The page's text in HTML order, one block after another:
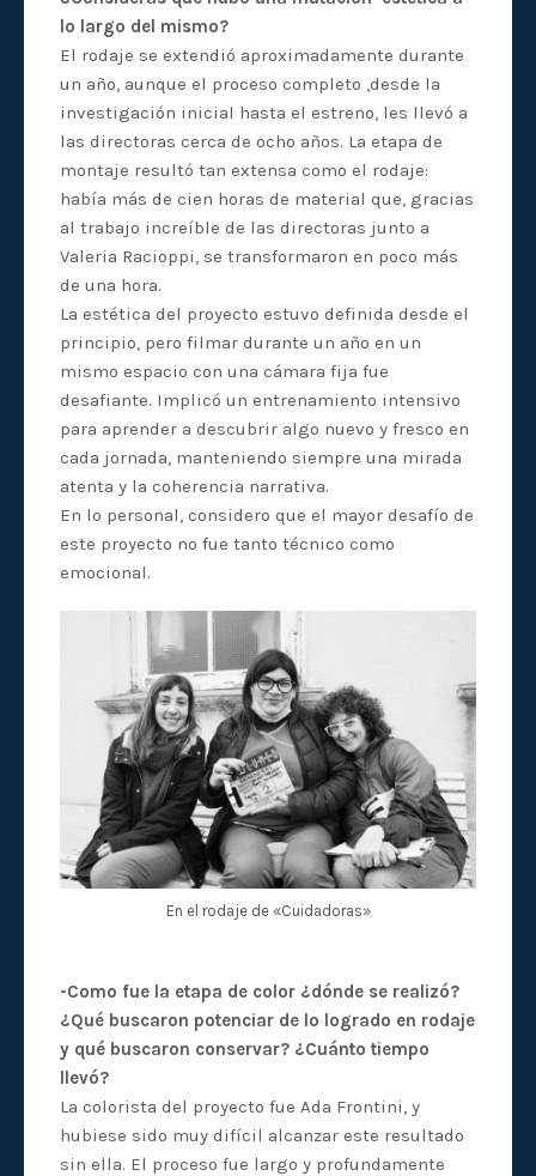
lo largo del mismo?
El rodaje se extendió aproximadamente durante
un año, aunque el proceso completo ,desde la
investigación inicial hasta el estreno, les llevó a
las directoras cerca de ocho años. La etapa de
montaje resultó tan extensa como el rodaje:
había más de cien horas de material que, gracias
al trabajo increíble de las directoras junto a
Valeria Racioppi, se transformaron en poco más
de una hora.
La estética del proyecto estuvo definida desde el
principio, pero filmar durante un año en un
mismo espacio con una cámara fija fue
desafiante. Implicó un entrenamiento intensivo
para aprender a descubrir algo nuevo y fresco en
cada jornada, manteniendo siempre una mirada
atenta y la coherencia narrativa.
En lo personal, considero que el mayor desafío de
este proyecto no fue tanto técnico como
emocional.
En el rodaje de «Cuidadoras»
-Como fue la etapa de color ¿dónde se realizó?
¿Qué buscaron potenciar de lo logrado en rodaje
y qué buscaron conservar? ¿Cuánto tiempo
llevó?
La colorista del proyecto fue Ada Frontini, y
hubiese sido muy difícil alcanzar este resultado
sin ella. El proceso fue largo y profundamente